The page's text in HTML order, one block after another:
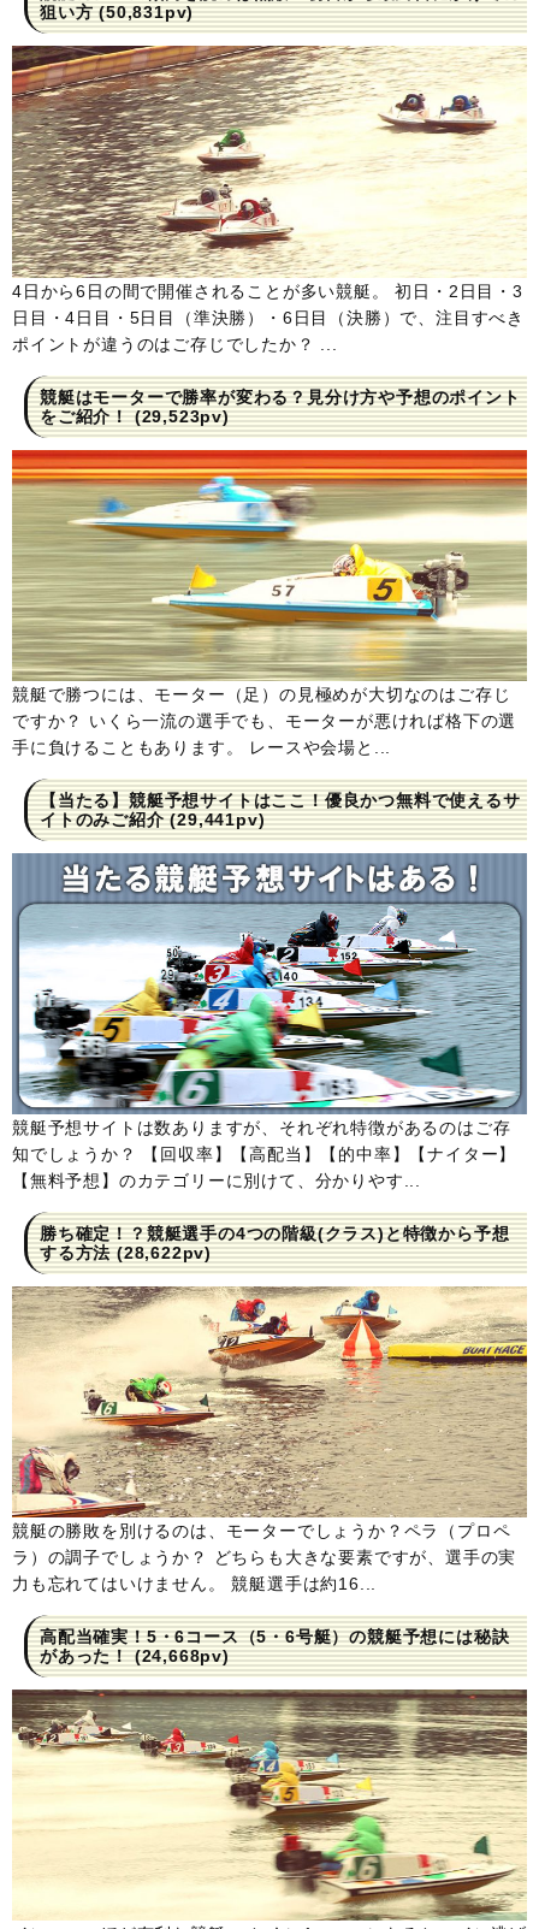
狙い方(50,831pv)
4日から6日の間で開催されることが多い競艇。 初日・2日目・3
日目・4日目・5日目（準決勝）・6日目（決勝）で、注目すべき
ポイントが違うのはご存じでしたか？ ...
競艇はモーターで勝率が変わる？見分け方や予想のポイント
をご紹介！(29,523pv)
競艇で勝つには、モーター（足）の見極めが大切なのはご存じ
ですか？ いくら一流の選手でも、モーターが悪ければ格下の選
手に負けることもあります。 レースや会場と...
【当たる】競艇予想サイトはここ！優良かつ無料で使えるサ
イトのみご紹介(29,441pv)
競艇予想サイトは数ありますが、それぞれ特徴があるのはご存
知でしょうか？ 【回収率】【高配当】【的中率】【ナイター】
【無料予想】のカテゴリーに別けて、分かりやす...
勝ち確定！？競艇選手の4つの階級(クラス)と特徴から予想
する方法(28,622pv)
競艇の勝敗を別けるのは、モーターでしょうか？ペラ（プロペ
ラ）の調子でしょうか？ どちらも大きな要素ですが、選手の実
力も忘れてはいけません。 競艇選手は約16...
高配当確実！5・6コース（5・6号艇）の競艇予想には秘訣
があった！(24,668pv)